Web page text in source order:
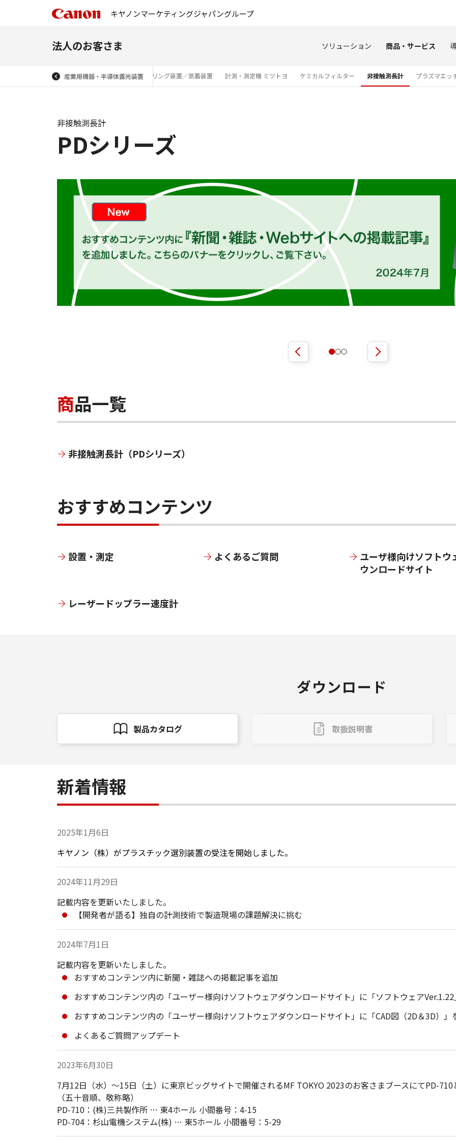
キヤノンマーケティングジャパングループ
法人のお客さま ソリューション 商品・サービス
産業用機器・半導体露光装置
（産業用カメラ） EUV露光計測装置 スパッタリング装置／蒸着装置 計測・測定機 ミツトヨ ケミカルフィルター 非接触測長計 プラズマエッ
PDシリーズ
非接触測長計
商品一覧
非接触測長計（PDシリーズ）
おすすめコンテンツ
設置・測定 よくあるご質問
ユーザ様向けソフトウ
ウンロードサイト
レーザードップラー速度計
ダウンロード
製品カタログ 取扱説明書
新着情報
2025年1月6日
キヤノン（株） がプラスチック選別装置の受注を開始しました。
2024年11月29日
記載内容を更新いたしました。
【開発者が語る】独自の計測技術で製造現場の課題解決に挑む
2024年7月1日
記載内容を更新いたしました。
おすすめコンテンツ内に新聞・雑誌への掲載記事を追加
おすすめコンテンツ内の「ユーザー様向けソフトウェアダウンロードサイト」に「ソフトウェア
おすすめコンテンツ内の「ユーザー様向けソフトウェアダウンロードサイト」に「CAD図（2D＆3D）」
よくあるご質問アップデート
2023年6月30日
7月12日（水）～15日（土）に東京ビッグサイトで開催されるMF TOKYO 2023のお客さまブースにてPD-710
（五十音順、敬称略）
PD-710： (株)三共製作所 … 東4ホール 小間番号：4-15
PD-704： 杉山電機システム(株) … 東5ホール 小間番号：5-29